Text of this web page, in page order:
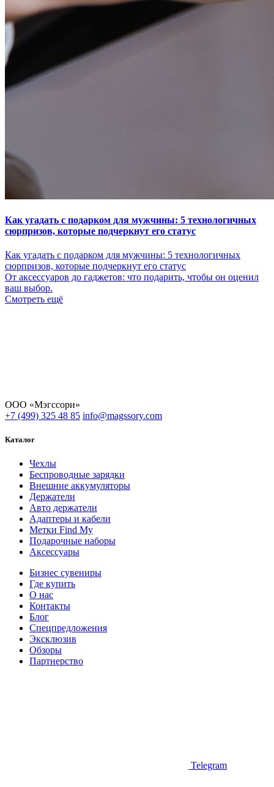
Как угадать с подарком для мужчины: 5 технологичных
сюрпризов, которые подчеркнут его статус
Как угадать с подарком для мужчины: 5 технологичных
сюрпризов, которые подчеркнут его статус
От аксессуаров до гаджетов: что подарить, чтобы он оценил
ваш выбор.
Смотреть ещё
ООО «Мэгссори»
+7 (499) 325 48 85 info@magssory.com
Каталог
Чехлы
Беспроводные зарядки
Внешние аккумуляторы
Держатели
Авто держатели
Адаптеры и кабели
Метки Find My
Подарочные наборы
Аксессуары
Бизнес сувениры
Где купить
О нас
Контакты
Блог
Спецпредложения
Эксклюзив
Обзоры
Партнерство
Telegram